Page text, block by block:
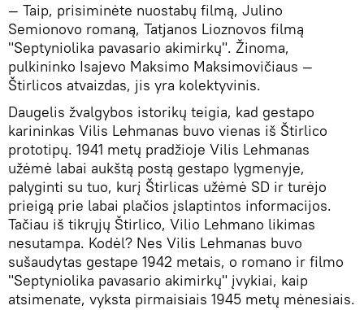
— Taip, prisiminėte nuostabų filmą, Julino
Semionovo romaną, Tatjanos Lioznovos filmą
"Septyniolika pavasario akimirkų". Žinoma,
pulkininko Isajevo Maksimo Maksimovičiaus —
Štirlicos atvaizdas, jis yra kolektyvinis.
Daugelis žvalgybos istorikų teigia, kad gestapo
karininkas Vilis Lehmanas buvo vienas iš Štirlico
prototipų. 1941 metų pradžioje Vilis Lehmanas
užėmė labai aukštą postą gestapo lygmenyje,
palyginti su tuo, kurį Štirlicas užėmė SD ir turėjo
prieigą prie labai plačios įslaptintos informacijos.
Tačiau iš tikrųjų Štirlico, Vilio Lehmano likimas
nesutampa. Kodėl? Nes Vilis Lehmanas buvo
sušaudytas gestape 1942 metais, o romano ir filmo
"Septyniolika pavasario akimirkų" įvykiai, kaip
atsimenate, vyksta pirmaisiais 1945 metų mėnesiais.